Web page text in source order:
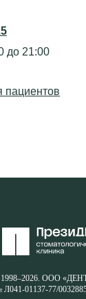
до 21:00
ООО
Л041-01137-77/